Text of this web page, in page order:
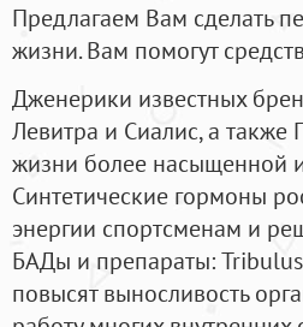
Предлагаем Вам сделать
жизни. Вам помогут
Дженерики известных
Левитра и Сиалис, а
жизни более насыщенной
Синтетические гормоны
энергии спортсменам и
БАДы и препараты:
повысят выносливость